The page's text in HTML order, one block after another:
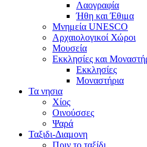
Λαογραφία
Ήθη και Έθιμα
Μνημεία UNESCO
Αρχαιολογικοί Χώροι
Μουσεία
Εκκλησίες και
Εκκλησίες
Μοναστήρια
Τα νησια
Χίος
Οινούσσες
Ψαρά
Ταξιδι-Διαμονη